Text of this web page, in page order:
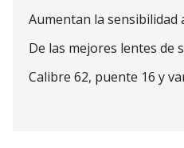
Aumentan la sensibilidad
De las mejores lentes de
Calibre 62, puente 16 y